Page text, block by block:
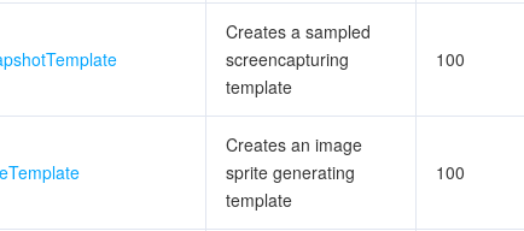
Creates a sampled
screencapturing
template
100
Creates an image
sprite generating
template
100